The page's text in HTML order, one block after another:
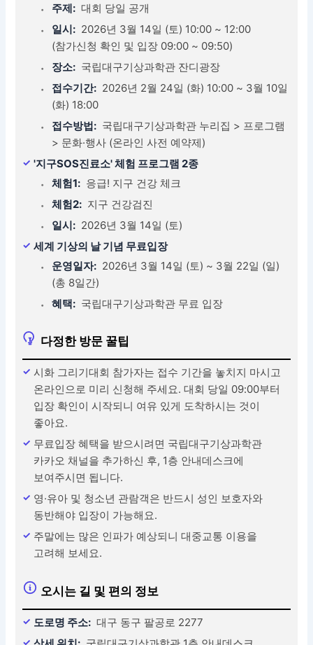
주제: 대회 당일 공개
일시: 2026년 3월 14일 (토) 10:00 ~ 12:00
(참가신청 확인 및 입장 09:00 ~ 09:50)
장소: 국립대구기상과학관 잔디광장
접수기간: 2026년 2월 24일 (화) 10:00 ~ 3월 10일
(화) 18:00
접수방법: 국립대구기상과학관 누리집 > 프로그램
> 문화·행사 (온라인 사전 예약제)
'지구SOS진료소' 체험 프로그램 2종
체험1: 응급! 지구 건강 체크
체험2: 지구 건강검진
일시: 2026년 3월 14일 (토)
세계 기상의 날 기념 무료입장
운영일자: 2026년 3월 14일 (토) ~ 3월 22일 (일)
(총 8일간)
혜택: 국립대구기상과학관 무료 입장
다정한 방문 꿀팁
시화 그리기대회 참가자는 접수 기간을 놓치지 마시고
온라인으로 미리 신청해 주세요. 대회 당일 09:00부터
입장 확인이 시작되니 여유 있게 도착하시는 것이
좋아요.
무료입장 혜택을 받으시려면 국립대구기상과학관
카카오 채널을 추가하신 후, 1층 안내데스크에
보여주시면 됩니다.
영·유아 및 청소년 관람객은 반드시 성인 보호자와
동반해야 입장이 가능해요.
주말에는 많은 인파가 예상되니 대중교통 이용을
고려해 보세요.
오시는 길 및 편의 정보
도로명 주소: 대구 동구 팔공로 2277